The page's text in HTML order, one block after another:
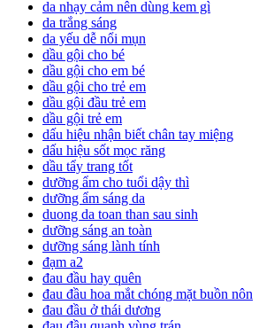
da nhạy cảm nên dùng kem gì
da trắng sáng
da yếu dễ nổi mụn
dầu gội cho bé
dầu gội cho em bé
dầu gội cho trẻ em
dầu gội đầu trẻ em
dầu gội trẻ em
dấu hiệu nhận biết chân tay miệng
dấu hiệu sốt mọc răng
dầu tẩy trang tốt
dưỡng ẩm cho tuổi dậy thì
dưỡng ẩm sáng da
duong da toan than sau sinh
dưỡng sáng an toàn
dưỡng sáng lành tính
đạm a2
đau đầu hay quên
đau đầu hoa mắt chóng mặt buồn nôn
đau đầu ở thái dương